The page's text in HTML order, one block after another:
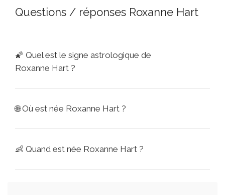
Questions / réponses Roxanne Hart
🌠 Quel est le signe astrologique de
Roxanne Hart ?
🌐Où est née Roxanne Hart ?
👶 Quand est née Roxanne Hart ?